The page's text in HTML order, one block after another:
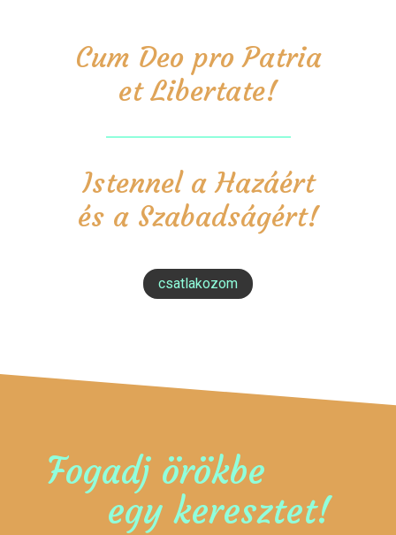
Cum Deo pro Patria
et Libertate!
Istennel a Hazáért
és a Szabadságért!
csatlakozom
Fogadj örökbe
egy keresztet!